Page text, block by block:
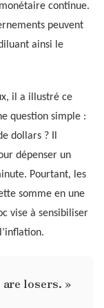
continue.
peuvent
ainsi le
il a illustré ce
question simple :
dollars ? Il
dépenser un
Pourtant, les
somme en une
vise à sensibiliser
losers. »